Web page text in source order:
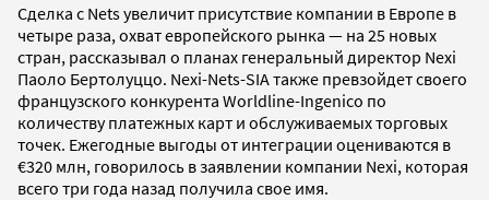
Сделка с Nets увеличит присутствие компании в Европе в
четыре раза, охват европейского рынка — на 25 новых
стран, рассказывал о планах генеральный директор Nexi
Паоло Бертолуццо. Nexi-Nets-SIA также превзойдет своего
французского конкурента Worldline-Ingenico по
количеству платежных карт и обслуживаемых торговых
точек. Ежегодные выгоды от интеграции оцениваются в
€320 млн, говорилось в заявлении компании Nexi, которая
всего три года назад получила свое имя.